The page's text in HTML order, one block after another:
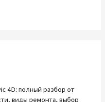
4D: полный разбор от
виды ремонта, выбор